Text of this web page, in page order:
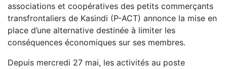
associations et coopératives des petits commerçants
transfrontaliers de Kasindi (P-ACT) annonce la mise en
place d’une alternative destinée à limiter les
conséquences économiques sur ses membres.
Depuis mercredi 27 mai, les activités au poste